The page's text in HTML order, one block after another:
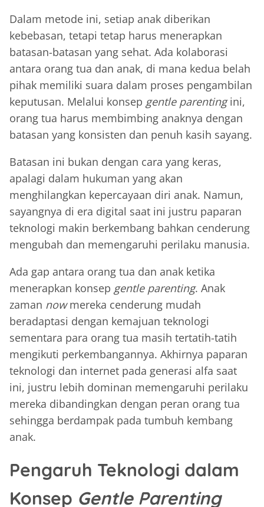
Dalam metode ini, setiap anak diberikan
kebebasan, tetapi tetap harus menerapkan
batasan-batasan yang sehat. Ada kolaborasi
antara orang tua dan anak, di mana kedua belah
pihak memiliki suara dalam proses pengambilan
keputusan. Melalui konsep gentle parentingini,
orang tua harus membimbing anaknya dengan
batasan yang konsisten dan penuh kasih sayang.
Batasan ini bukan dengan cara yang keras,
apalagi dalam hukuman yang akan
menghilangkan kepercayaan diri anak. Namun,
sayangnya di era digital saat ini justru paparan
teknologi makin berkembang bahkan cenderung
mengubah dan memengaruhi perilaku manusia.
Ada gap antara orang tua dan anak ketika
menerapkan konsep gentle parenting. Anak
zaman nowmereka cenderung mudah
beradaptasi dengan kemajuan teknologi
sementara para orang tua masih tertatih-tatih
mengikuti perkembangannya. Akhirnya paparan
teknologi dan internet pada generasi alfa saat
ini, justru lebih dominan memengaruhi perilaku
mereka dibandingkan dengan peran orang tua
sehingga berdampak pada tumbuh kembang
anak.
Pengaruh Teknologi dalam
Konsep Gentle Parenting